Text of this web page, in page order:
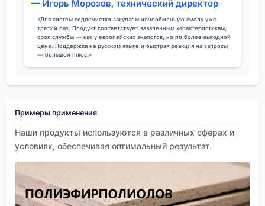
— Игорь Морозов, технический директор
«Для систем водоочистки закупаем ионообменную смолу уже
третий раз. Продукт соответствует заявленным характеристикам,
срок службы — как у европейских аналогов, но по более выгодной
цене. Поддержка на русском языке и быстрая реакция на запросы
— большой плюс.»
Примеры применения
Наши продукты используются в различных сферах и
условиях, обеспечивая оптимальный результат.